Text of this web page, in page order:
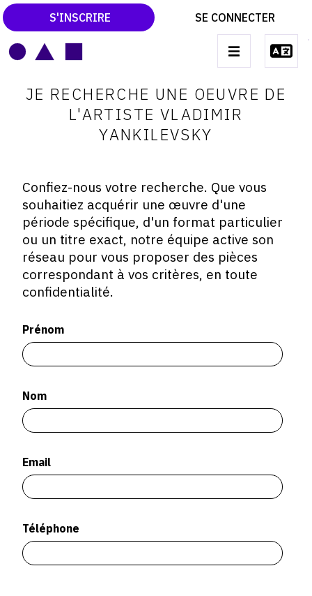
S'INSCRIRE SE CONNECTER
navigation
CATALOGUES RAISONNÉS
LES EXPOSITIONS
ARCHIVES DES EXPOSITIONS
ACTUALITÉS DU MONDE DE L'ART
LIBRAIRIE : LIVRES & CATALOGUES
LEXIQUE ARTISTIQUE
CRÉER SON CATALOGUE RAISONNÉ
ABONNEMENTS DÉDIÉS AUX GALERISTES
PUBLIER SES EXPOSITIONS
DEVENIR CONTRIBUTEUR
JE RECHERCHE UNE OEUVRE DE
L'ARTISTE VLADIMIR
YANKILEVSKY
Confiez-nous votre recherche. Que vous
souhaitiez acquérir une œuvre d'une
période spécifique, d'un format particulier
ou un titre exact, notre équipe active son
réseau pour vous proposer des pièces
correspondant à vos critères, en toute
confidentialité.
Prénom
Nom
Email
Téléphone